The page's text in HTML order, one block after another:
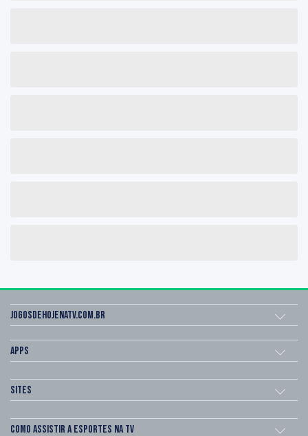
Jogosdehojenatv.com.br
Apps
Sites
Como assistir a esportes na TV